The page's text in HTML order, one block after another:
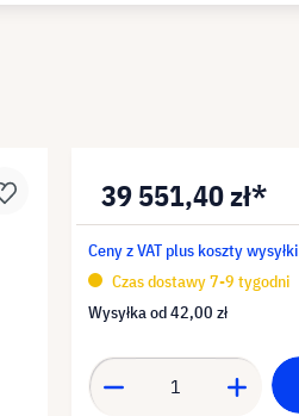
39 551,40 zł*
Ceny z VAT plus koszty wysyłki
Czas dostawy 7-9 tygodni
Wysyłka od42,00 zł